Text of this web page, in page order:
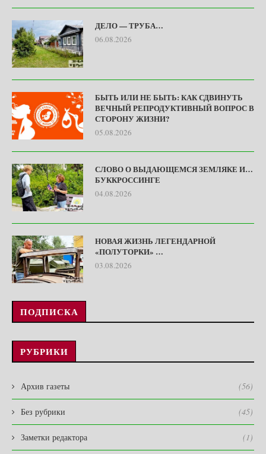
ДЕЛО — ТРУБА…
06.08.2026
БЫТЬ ИЛИ НЕ БЫТЬ: КАК СДВИНУТЬ
ВЕЧНЫЙ РЕПРОДУКТИВНЫЙ ВОПРОС В
СТОРОНУ ЖИЗНИ?
05.08.2026
СЛОВО О ВЫДАЮЩЕМСЯ ЗЕМЛЯКЕ И…
БУККРОССИНГЕ
04.08.2026
НОВАЯ ЖИЗНЬ ЛЕГЕНДАРНОЙ
«ПОЛУТОРКИ» …
03.08.2026
ПОДПИСКА
РУБРИКИ
Архив газеты (56)
Без рубрики (45)
Заметки редактора (1)